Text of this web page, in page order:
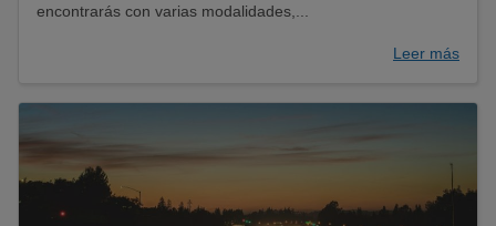
encontrarás con varias modalidades,...
Leer más